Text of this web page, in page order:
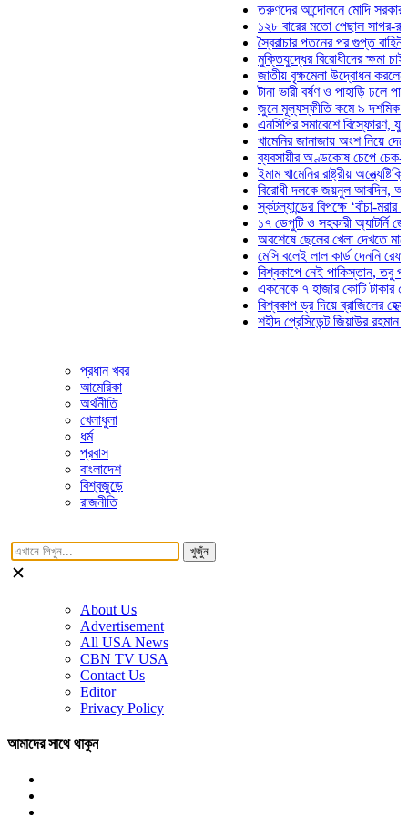
তরুণদের আন্দোলনে মোদি সরকার দুর্বল
১২৮ বারের মতো পেছাল সাগর-রুনি
স্বৈরাচার পতনের পর গুপ্ত বাহিনীর
মুক্তিযুদ্ধের বিরোধীদের ক্ষমা চাইতে
জাতীয় বৃক্ষমেলা উদ্বোধন করলেন
টানা ভারী বর্ষণ ও পাহাড়ি ঢলে
জুনে মূল্যস্ফীতি কমে ৯ দশমিক ১৬
এনসিপির সমাবেশে বিস্ফোরণ,
খামেনির জানাজায় অংশ নিয়ে দেশে
ব্যবসায়ীর অণ্ডকোষ চেপে চেক-
ইমাম খামেনির রাষ্ট্রীয়
বিরোধী দলকে জয়নুল আবদিন,
স্কটল্যান্ডের বিপক্ষে ‘বাঁচা-মরার
১৭ ডেপুটি ও সহকারী অ্যাটর্নি
অবশেষে ছেলের খেলা দেখতে মাঠে
মেসি বলেই লাল কার্ড দেননি রেফারি!
বিশ্বকাপে নেই পাকিস্তান, তবু
একনেকে ৭ হাজার কোটি টাকার ৫
বিশ্বকাপ ড্র দিয়ে ব্রাজিলের হেক্সা
শহীদ প্রেসিডেন্ট জিয়াউর রহমান
প্রধান খবর
আমেরিকা
অর্থনীতি
খেলাধুলা
ধর্ম
প্রবাস
বাংলাদেশ
বিশ্বজুড়ে
রাজনীতি
খুজুঁন
About Us
Advertisement
All USA News
CBN TV USA
Contact Us
Editor
Privacy Policy
আমাদের সাথে থাকুন